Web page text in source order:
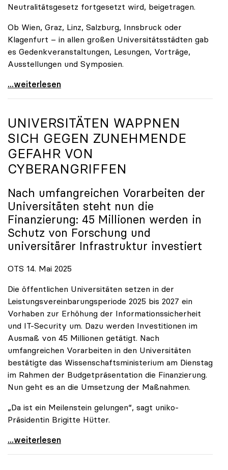
Neutralitätsgesetz fortgesetzt wird, beigetragen.
Ob Wien, Graz, Linz, Salzburg, Innsbruck oder
Klagenfurt – in allen großen Universitätsstädten gab
es Gedenkveranstaltungen, Lesungen, Vorträge,
Ausstellungen und Symposien.
uniko-Präsidentin Brigitte Hütter zu Gedenkjahr:
...weiterlesen
UNIVERSITÄTEN WAPPNEN
SICH GEGEN ZUNEHMENDE
GEFAHR VON
CYBERANGRIFFEN
Nach umfangreichen Vorarbeiten der
Universitäten steht nun die
Finanzierung: 45 Millionen werden in
Schutz von Forschung und
universitärer Infrastruktur investiert
OTS 14. Mai 2025
Die öffentlichen Universitäten setzen in der
Leistungsvereinbarungsperiode 2025 bis 2027 ein
Vorhaben zur Erhöhung der Informationssicherheit
und IT-Security um. Dazu werden Investitionen im
Ausmaß von 45 Millionen getätigt. Nach
umfangreichen Vorarbeiten in den Universitäten
bestätigte das Wissenschaftsministerium am Dienstag
im Rahmen der Budgetpräsentation die Finanzierung.
Nun geht es an die Umsetzung der Maßnahmen.
„Da ist ein Meilenstein gelungen“, sagt uniko-
Präsidentin Brigitte Hütter.
Universitäten wappnen sich gegen zunehmende Gefahr
...weiterlesen